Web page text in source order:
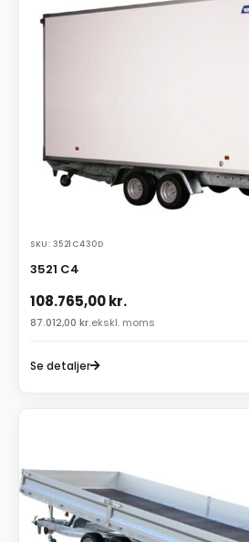
SKU: 3521C430D
3521 C4
108.765,00kr.
87.012,00 kr.ekskl. moms
Se detaljer